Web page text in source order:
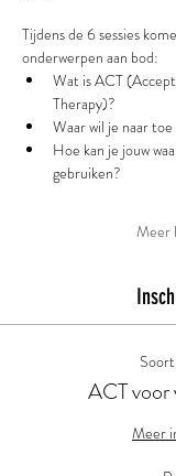
Tijdens de 6 sessies
onderwerpen aan bod:
Wat is ACT
Therapy)?
Waar wil je naar
Hoe kan je jouw
gebruiken?
Meer
ACT voor
Meer